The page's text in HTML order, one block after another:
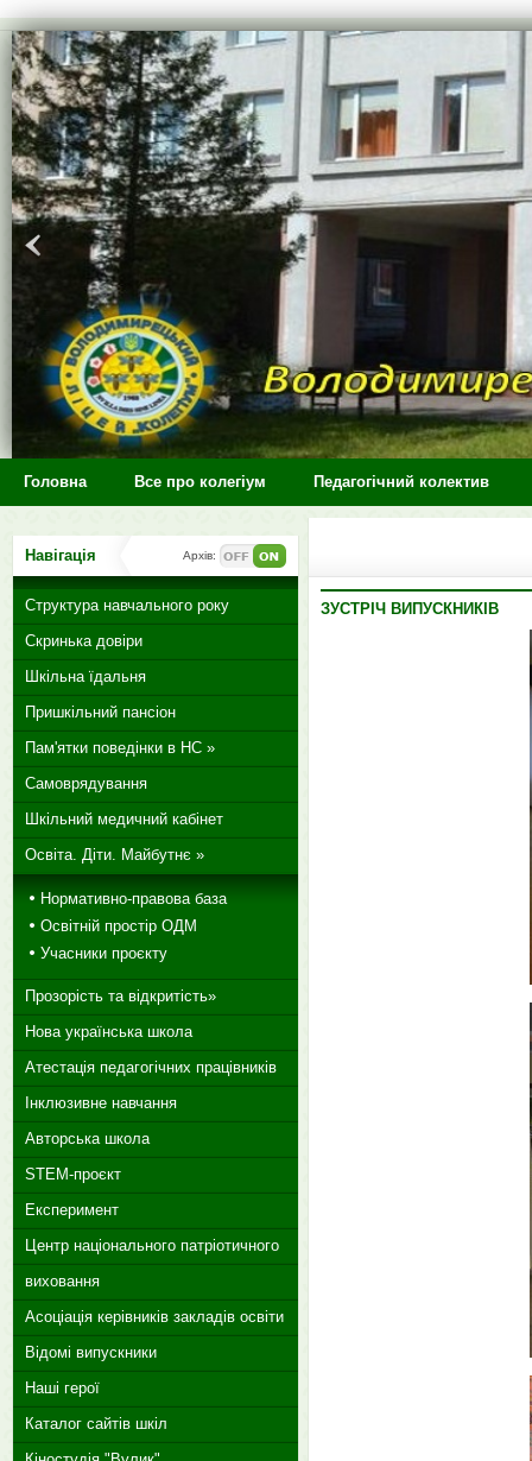
>
Головна Все про колегіум Педагогічний колектив
ЗУСТРІЧ ВИПУСКНИКІВ
Навігація Архів:
Структура навчального року
Скринька довіри
Шкільна їдальня
Пришкільний пансіон
Пам'ятки поведінки в НС »
Самоврядування
Шкільний медичний кабінет
Освіта. Діти. Майбутнє »
Нормативно-правова база
Освітній простір ОДМ
Учасники проєкту
Прозорість та відкритість»
Нова українська школа
Атестація педагогічних працівників
Інклюзивне навчання
Авторська школа
STEM-проєкт
Експеримент
Центр національного патріотичного
виховання
Асоціація керівників закладів освіти
Відомі випускники
Наші герої
Каталог сайтів шкіл